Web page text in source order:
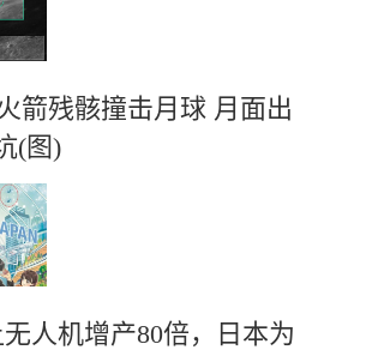
箭残骸撞击月球 月面出
(图)
人机增产80倍，日本为